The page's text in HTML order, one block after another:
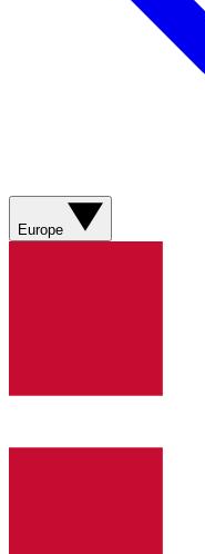
Europe